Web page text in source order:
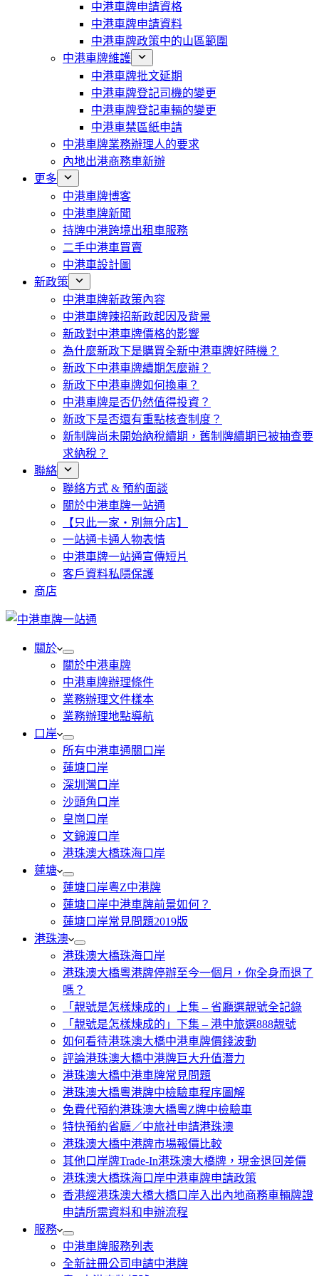
中港車牌申請資格
中港車牌申請資料
中港車牌政策中的山區範圍
中港車牌維護
中港車牌批文延期
中港車牌登記司機的變更
中港車牌登記車輛的變更
中港車禁區紙申請
中港車牌業務辦理人的要求
內地出港商務車新辦
更多
中港車牌博客
中港車牌新聞
持牌中港跨境出租車服務
二手中港車買賣
中港車設計圖
新政策
中港車牌新政策內容
中港車牌辣招新政起因及背景
新政對中港車牌價格的影響
為什麼新政下是購買全新中港車牌好時機？
新政下中港車牌續期怎麼辦？
新政下中港車牌如何換車？
中港車牌是否仍然值得投資？
新政下是否還有重點核查制度？
新制牌尚未開始納稅續期，舊制牌續期已被抽查要
求納稅？
聯絡
聯絡方式 & 預約面談
關於中港車牌一站通
【只此一家・別無分店】
一站通卡通人物表情
中港車牌一站通宣傳短片
客戶資料私隱保護
商店
關於
關於中港車牌
中港車牌辦理條件
業務辦理文件樣本
業務辦理地點導航
口岸
所有中港車通關口岸
蓮塘口岸
深圳灣口岸
沙頭角口岸
皇崗口岸
文錦渡口岸
港珠澳大橋珠海口岸
蓮塘
蓮塘口岸粵Z中港牌
蓮塘口岸中港車牌前景如何？
蓮塘口岸常見問題2019版
港珠澳
港珠澳大橋珠海口岸
港珠澳大橋粵港牌停辦至今一個月，你全身而退了
嗎？
「靚號是怎樣煉成的」上集 – 省廳選靚號全記錄
「靚號是怎樣煉成的」下集 – 港中旅選888靚號
如何看待港珠澳大橋中港車牌價錢波動
評論港珠澳大橋中港牌巨大升值潛力
港珠澳大橋中港車牌常見問題
港珠澳大橋粵港牌中檢驗車程序圖解
免費代預約港珠澳大橋粵Z牌中檢驗車
特快預約省廳／中旅社申請港珠澳
港珠澳大橋中港牌市場報價比較
其他口岸牌Trade-In港珠澳大橋牌，現金退回差價
港珠澳大橋珠海口岸中港車牌申請政策
香港經港珠澳大橋大橋口岸入出內地商務車輛牌證
申請所需資料和申辦流程
服務
中港車牌服務列表
全新註冊公司申請中港牌